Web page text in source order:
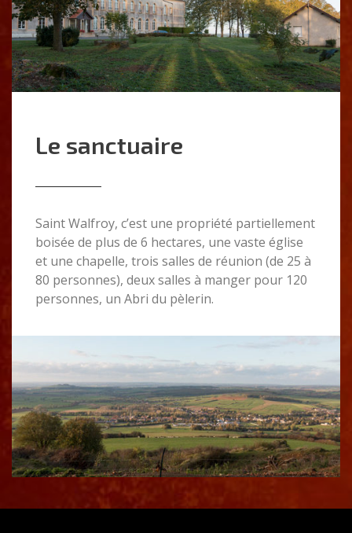
Le sanctuaire
Saint Walfroy, c’est une propriété partiellement
boisée de plus de 6 hectares, une vaste église
et une chapelle, trois salles de réunion (de 25 à
80 personnes), deux salles à manger pour 120
personnes, un Abri du pèlerin.